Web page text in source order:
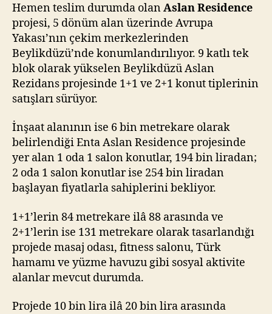
Hemen teslim durumda olanAslan Residence
projesi, 5 dönüm alan üzerinde Avrupa
Yakası’nın çekim merkezlerinden
Beylikdüzü’nde konumlandırılıyor. 9 katlı tek
blok olarak yükselen Beylikdüzü Aslan
Rezidans projesinde 1+1 ve 2+1 konut tiplerinin
satışları sürüyor.
İnşaat alanının ise 6 bin metrekare olarak
belirlendiği Enta Aslan Residence projesinde
yer alan 1 oda 1 salon konutlar, 194 bin liradan;
2 oda 1 salon konutlar ise 254 bin liradan
başlayan fiyatlarla sahiplerini bekliyor.
1+1’lerin 84 metrekare ilâ 88 arasında ve
2+1’lerin ise 131 metrekare olarak tasarlandığı
projede masaj odası, fitness salonu, Türk
hamamı ve yüzme havuzu gibi sosyal aktivite
alanlar mevcut durumda.
Projede 10 bin lira ilâ 20 bin lira arasında